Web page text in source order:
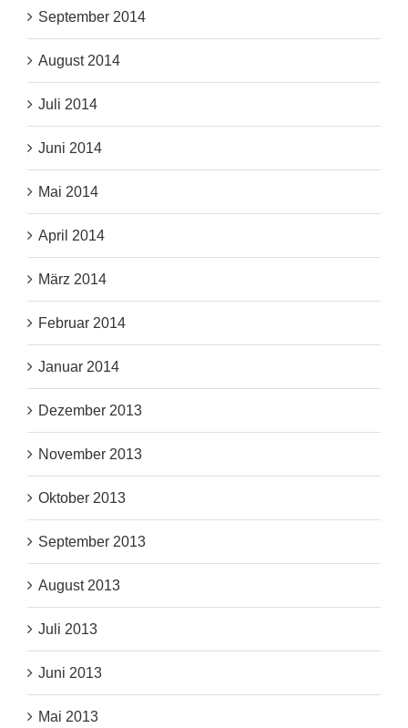
September 2014
August 2014
Juli 2014
Juni 2014
Mai 2014
April 2014
März 2014
Februar 2014
Januar 2014
Dezember 2013
November 2013
Oktober 2013
September 2013
August 2013
Juli 2013
Juni 2013
Mai 2013